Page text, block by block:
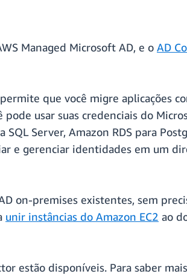
Managed Microsoft AD, e o AD
que você migre aplicações
usar suas credenciais do
Server, Amazon RDS para
e gerenciar identidades em um
on-premises existentes, sem
unir instâncias do Amazon EC2 ao
estão disponíveis. Para saber